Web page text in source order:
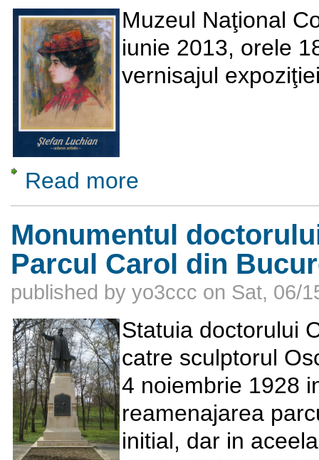
Muzeul Naţional
iunie 2013, orele
vernisajul
Read more
Monumentul
Parcul Carol din
published by yo3ccc on Sat, 06/
Statuia doctorului
catre sculptorul
4 noiembrie 1928
reamenajarea
initial, dar in